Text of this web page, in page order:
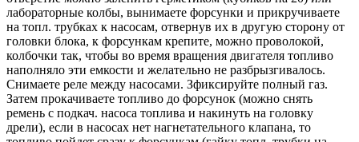
лабораторные колбы, вынимаете форсунки и прикручиваете
на топл. трубках к насосам, отвернув их в другую сторону от
головки блока, к форсункам крепите, можно проволокой,
колбочки так, чтобы во время вращения двигателя топливо
наполняло эти емкости и желательно не разбрызгивалось.
Снимаете реле между насосами. Зфиксируйте полный газ.
Затем прокачиваете топливо до форсунок (можно снять
ремень с подкач. насоса топлива и накинуть на головку
дрели), если в насосах нет нагнетательного клапана, то